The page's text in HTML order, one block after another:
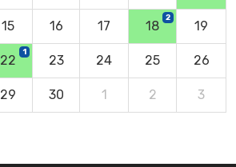
15 16 17 18
2
19
22
1
23 24 25 26
29 30 1 2 3